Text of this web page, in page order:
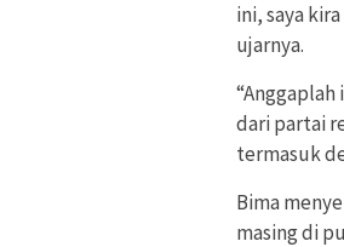
ini, saya
ujarnya.
dari partai
termasuk
Bima
masing di